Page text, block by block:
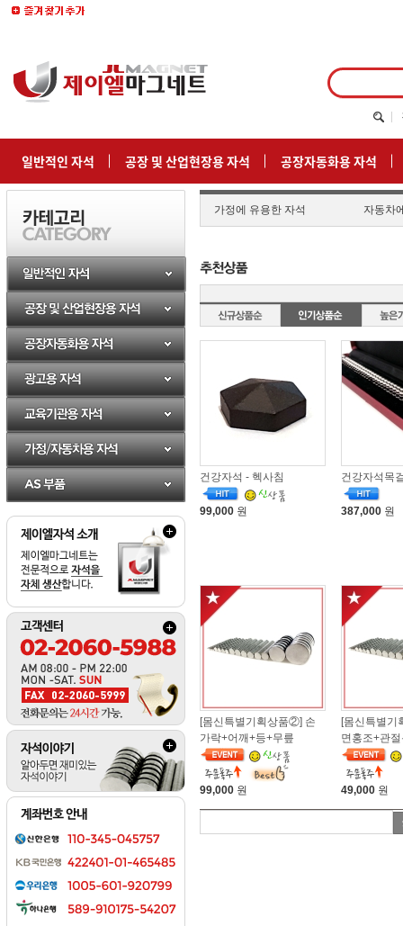
일반적인 자석 공장 및 산업현장용 자석 공장자동화용 자석
가정에 유용한 자석 자동차
건강자석 - 헥사침
99,000 원
건강자석목
387,000 원
[몸신특별기획상품②] 손
가락+어깨+등+무릎
99,000 원
[몸신특별
면홍조+관
49,000 원